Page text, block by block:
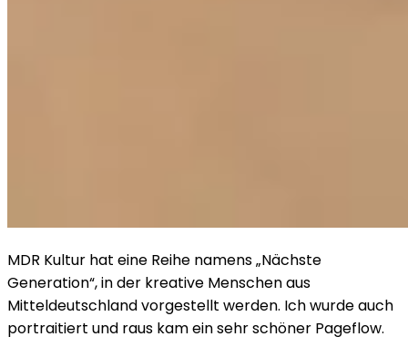
MDR Kultur hat eine Reihe namens „Nächste
Generation“, in der kreative Menschen aus
Mitteldeutschland vorgestellt werden. Ich wurde auch
portraitiert und raus kam ein sehr schöner Pageflow.